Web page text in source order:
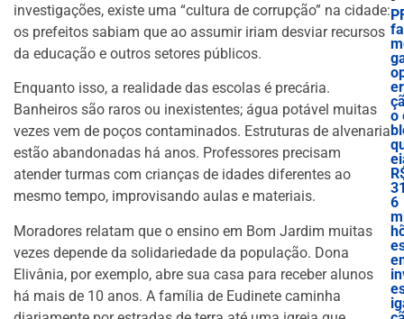
investigações, existe uma “cultura de corrupção” na cidade:
os prefeitos sabiam que ao assumir iriam desviar recursos
da educação e outros setores públicos.
Enquanto isso, a realidade das escolas é precária.
Banheiros são raros ou inexistentes; água potável muitas
vezes vem de poços contaminados. Estruturas de alvenaria
estão abandonadas há anos. Professores precisam
atender turmas com crianças de idades diferentes ao
mesmo tempo, improvisando aulas e materiais.
Moradores relatam que o ensino em Bom Jardim muitas
vezes depende da solidariedade da população. Dona
Elivânia, por exemplo, abre sua casa para receber alunos
há mais de 10 anos. A família de Eudinete caminha
o
6